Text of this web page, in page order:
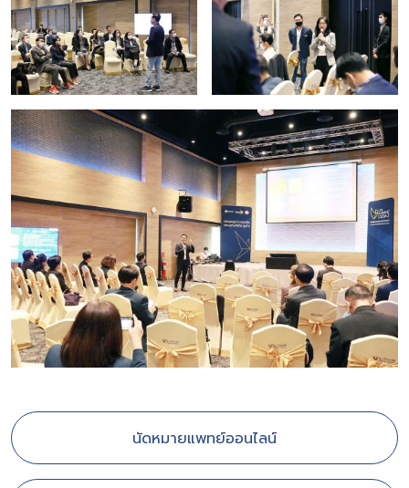
นัดหมายแพทย์ออนไลน์